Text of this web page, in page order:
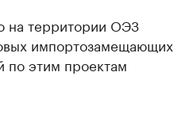
на территории ОЭЗ
импортозамещающих
по этим проектам